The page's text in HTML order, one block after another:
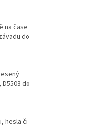
na čase
do
do
hesla či